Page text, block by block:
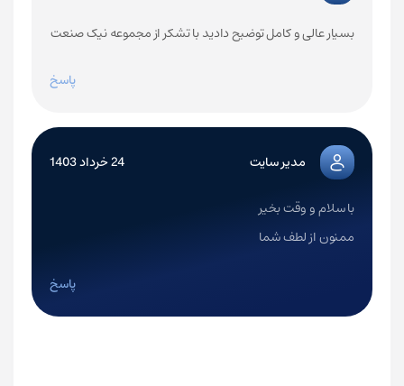
بسیار عالی و کامل توضیح دادید با تشکر از مجموعه نیک صنعت
پاسخ
مدیر سایت 24 خرداد 1403
با سلام و وقت بخیر
ممنون از لطف شما
پاسخ